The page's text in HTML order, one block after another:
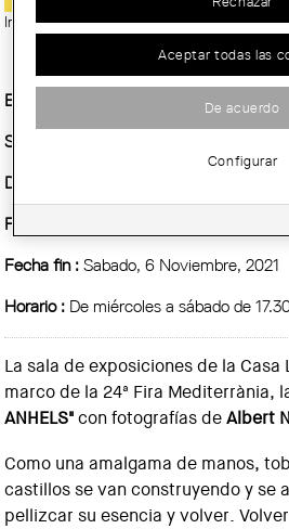
Imatge:© Albert Nel·lo
Entidad Organizadora :
COAC
Sitio :
Demarcación :
Fecha inicio :
Fecha fin :Sabado, 6 Noviembre, 2021
Horario : De miércoles a sábado de
La sala de exposiciones de la Casa
marco de la 24ª Fira Mediterrània,
ANHELS"con fotografías deAlbert
Como una amalgama de manos,
castillos se van construyendo y se
pellizcar su esencia y volver.
Aceptar todas las
De acuerdo
Configurar